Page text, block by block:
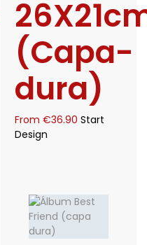
(Capa-
dura)
From €36.90 Start
Design